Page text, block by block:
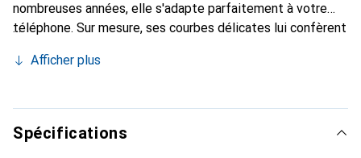
nombreuses années, elle s'adapte parfaitement à votre
téléphone. Sur mesure, ses courbes délicates lui confèrent
et indispensable pour votre smartphone. Reconnaître
marque Noreve est un choix sûr pour une clientèle
exigeante.
Afficher plus
Spécifications